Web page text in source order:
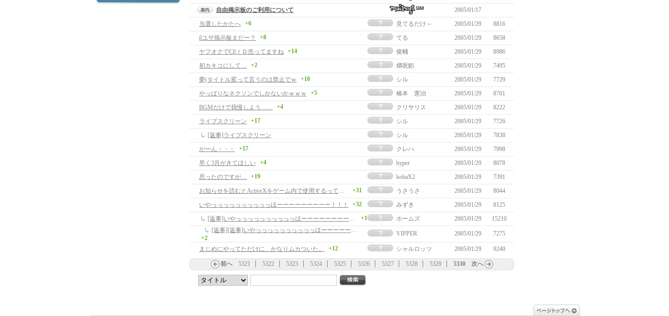
自由掲示板のご利用について
2005/01/17
当選したかたへ +6 見てるだけ～ 2005/01/29
8816
βユザ掲示板まだー？
+8 てる 2005/01/29
8658
ヤフオクでCβＩＤ売ってますね +14 俊輔 2005/01/29
8986
初カキコにして…
+2 燐呪餡 2005/01/29
7495
夢(タイトル変って言うのは禁止でｗ
+10 シル 2005/01/29
7729
やっぱりなネクソンでしかないかｗｗｗ
+5 橋本 憲治 2005/01/29
8701
BGMだけで我慢しよう……
+4 クリサリス 2005/01/29
8222
ライブスクリーン
+17 シル 2005/01/29
7726
[返事]ライブスクリーン
シル 2005/01/29
7838
がーん・・・
+17 クレハ 2005/01/29
7998
早く3月がきてほしい +4 hyper 2005/01/29
8078
思ったのですが…
+19 kobaX2 2005/01/29
7391
お知らせを読むとActiveXをゲーム内で使用するってこと？危険だなぁ
+31 うさうさ 2005/01/29
8044
いやっっっっっっっっっっほーーーーーーーーー！！！
+32 みずき 2005/01/29
8125
[返事]いやっっっっっっっっっっほーーーーーーーーー！！！
+1 ホームズ 2005/01/29
15210
[返事][返事]いやっっっっっっっっっっほーーーーーーーーー！！！
+2
VIPPER 2005/01/29 7275
まじめにやってただけに、かなりムカついた。 +12 シャルロッツ 2005/01/29 9240
前へ 5321 5322 5323 5324 5325 5326 5327 5328 5329 5330 次へ